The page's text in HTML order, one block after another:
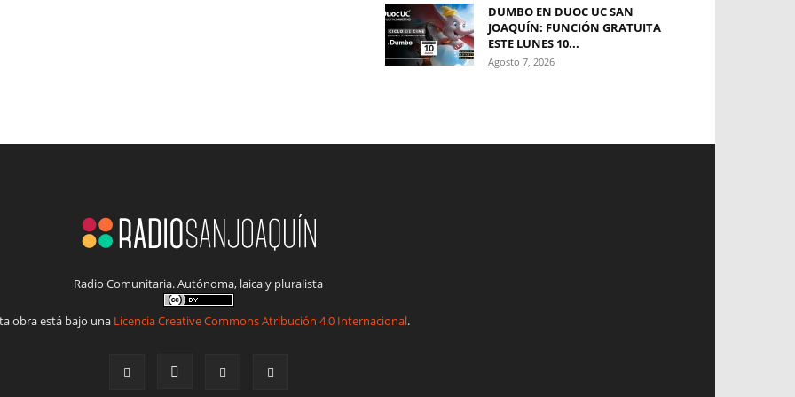
DUMBO EN DUOC UC SAN
JOAQUÍN: FUNCIÓN GRATUITA
ESTE LUNES 10...
Agosto 7, 2026
Radio Comunitaria. Autónoma, laica y pluralista
obra está bajo una Licencia Creative Commons Atribución 4.0 Internacional.